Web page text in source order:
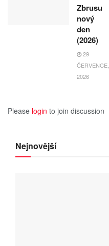
Zbrusu
nový
den
(2026)
29
ČERVENCE,
2026
Please login to join discussion
Nejnovější